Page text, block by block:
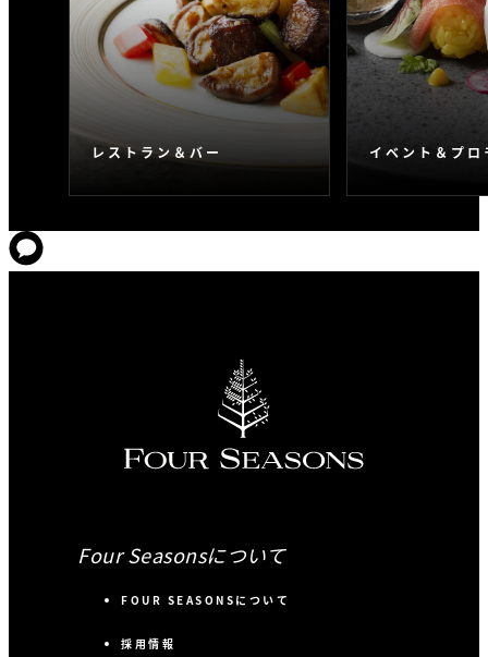
レストラン＆バー イベント＆プ
Four Seasonsについて
FOUR SEASONSについて
採用情報